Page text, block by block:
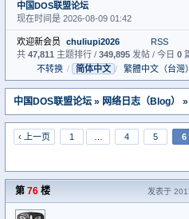
中国DOS联盟论坛
现在时间是 2026-08-09 01:42
欢迎新会员 chuliupi2026
RSS
共 47,811 主题排行 / 349,895 发帖 / 今日 0
不转换 / 简体中文 / 繁體中文（台灣）
中国DOS联盟论坛 » 网络日志（Blog） »
‹ 上一页 1 4 5 6
第 76 楼 发表于